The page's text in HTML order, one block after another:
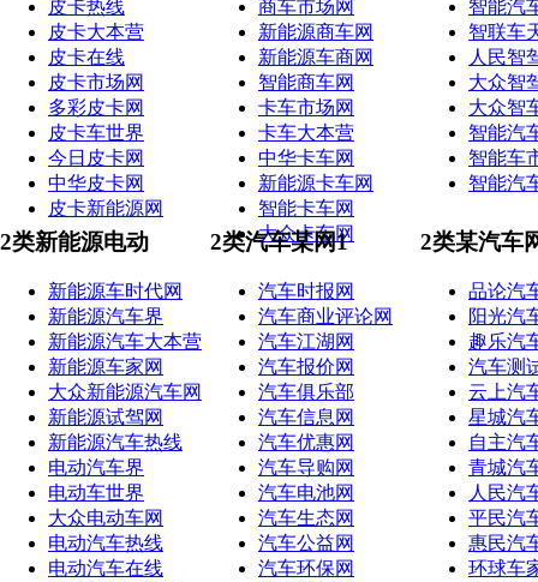
皮卡热线
皮卡大本营
皮卡在线
皮卡市场网
多彩皮卡网
皮卡车世界
今日皮卡网
中华皮卡网
皮卡新能源网
商车市场网
新能源商车网
新能源车商网
智能商车网
卡车市场网
卡车大本营
中华卡车网
新能源卡车网
智能卡车网
大众卡车网
智能汽
智联车
人民智
大众智
大众智
智能汽
智能车
智能汽
2类新能源电动
新能源车时代网
新能源汽车界
新能源汽车大本营
新能源车家网
大众新能源汽车网
新能源试驾网
新能源汽车热线
电动汽车界
电动车世界
大众电动车网
电动汽车热线
电动汽车在线
2类汽车某网1
汽车时报网
汽车商业评论网
汽车江湖网
汽车报价网
汽车俱乐部
汽车信息网
汽车优惠网
汽车导购网
汽车电池网
汽车生态网
汽车公益网
汽车环保网
2类某汽车
品论汽
阳光汽
趣乐汽
汽车测
云上汽
星城汽
自主汽
青城汽
人民汽
平民汽
惠民汽
环球车